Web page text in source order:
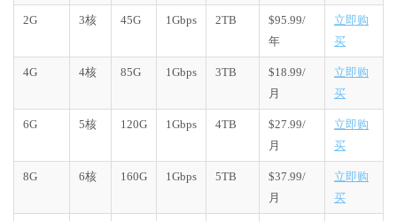
2G 3核 45G 1Gbps 2TB
$95.99/
年
立即购
买
4G 4核 85G 1Gbps 3TB
$18.99/
月
立即购
买
6G 5核 120G 1Gbps 4TB
$27.99/
月
立即购
买
8G 6核 160G 1Gbps 5TB
$37.99/
月
立即购
买